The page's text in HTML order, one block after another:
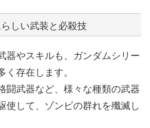
しい武装と必殺技
器やスキルも、ガンダムシリー
く存在します。
闘武器など、様々な種類の武器
使して、ゾンビの群れを殲滅し